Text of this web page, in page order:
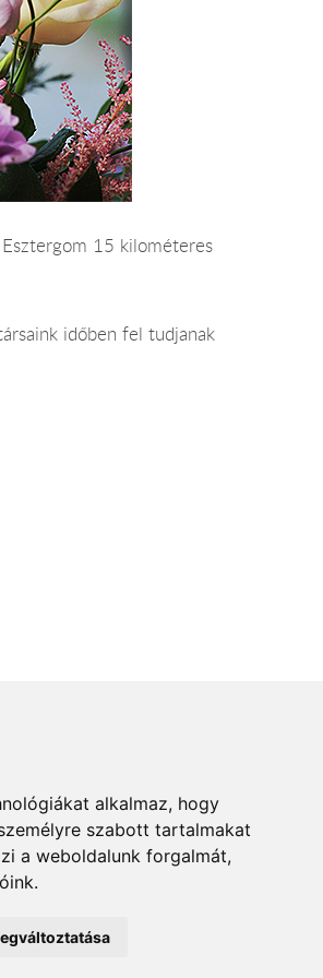
alkalmaz, hogy
szabott tartalmakat
a weboldalunk forgalmát,
15 kilométeres
időben fel tudjanak